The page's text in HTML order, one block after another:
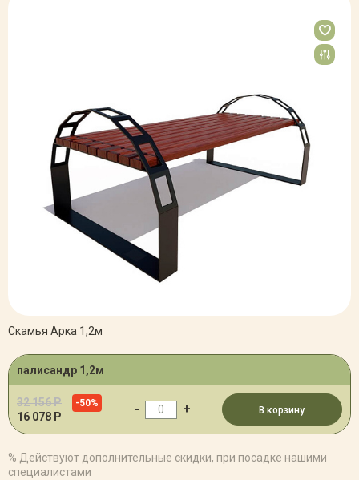
Скамья Арка 1,2м
палисандр 1,2м
32 156 Р -50%
16 078 Р - + В корзину
% Действуют дополнительные скидки, при посадке нашими
специалистами